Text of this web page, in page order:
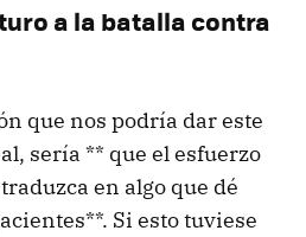
a la batalla contra
que nos podría dar este
sería ** que el esfuerzo
en algo que dé
Si esto tuviese